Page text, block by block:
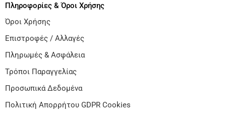
Πληροφορίες & Όροι Χρήσης
Όροι Χρήσης
Επιστροφές / Αλλαγές
Πληρωμές & Ασφάλεια
Τρόποι Παραγγελίας
Προσωπικά Δεδομένα
Πολιτική Απορρήτου GDPR Cookies